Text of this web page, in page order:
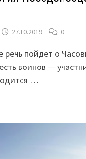
27.10.2019 0
речь пойдет о
воинов —
…